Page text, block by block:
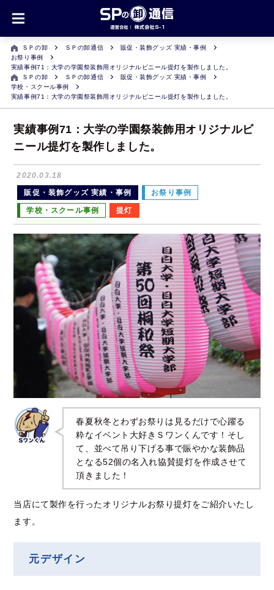
ＳＰの卸 ＳＰの卸通信
販促・装飾グッズ 実績・事例
お祭り事例
実績事例71：大学の学園祭装飾用オリジナルビニール提灯を製作しました。
ＳＰの卸
ＳＰの卸通信
販促・装飾グッズ 実績・事例
学校・スクール事例
実績事例71：大学の学園祭装飾用オリジナルビニール提灯を製作しました。
実績事例71：大学の学園祭装飾用オリジナルビ
ニール提灯を製作しました。
2020.03.18
販促・装飾グッズ 実績・事例
お祭り事例
学校・スクール事例 提灯
春夏秋冬とわずお祭りは見るだけで心躍る
粋なイベント大好きＳワンくんです！そし
て、並べて吊り下げる事で賑やかな装飾品
となる52個の名入れ協賛提灯を作成させて
頂きました！
当店にて製作を行ったオリジナルお祭り提灯をご紹介いたし
ます。
元デザイン